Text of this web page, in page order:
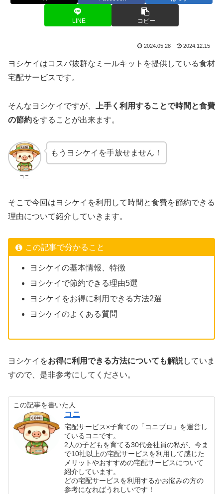
LINE コピー
2024.05.28 2024.12.15
ヨシケイはコスパ抜群なミールキットを提供している食材
宅配サービスです。
そんなヨシケイですが、
上手く利用することで時間と食費
の節約をすることが出来ます。
コニ
もうヨシケイを手放せません！
そこで今回はヨシケイを利用して時間と食費を節約できる
理由について紹介していきます。
この記事で分かること
ヨシケイの基本情報、特徴
ヨシケイで節約できる理由5選
ヨシケイをお得に利用できる方法2選
ヨシケイのよくある質問
ヨシケイをお得に利用できる方法についても解説していま
すので、是非参考にしてください。
この記事を書いた人
コニ
宅配サービス×子育ての「コニブロ」を運営し
ているコニです。
2人の子どもを育てる30代会社員の私が、今ま
で10社以上の宅配サービスを利用して感じた
メリットやおすすめの宅配サービスについて
紹介しています。
どの宅配サービスを利用するかお悩みの方の
参考になればうれしいです！